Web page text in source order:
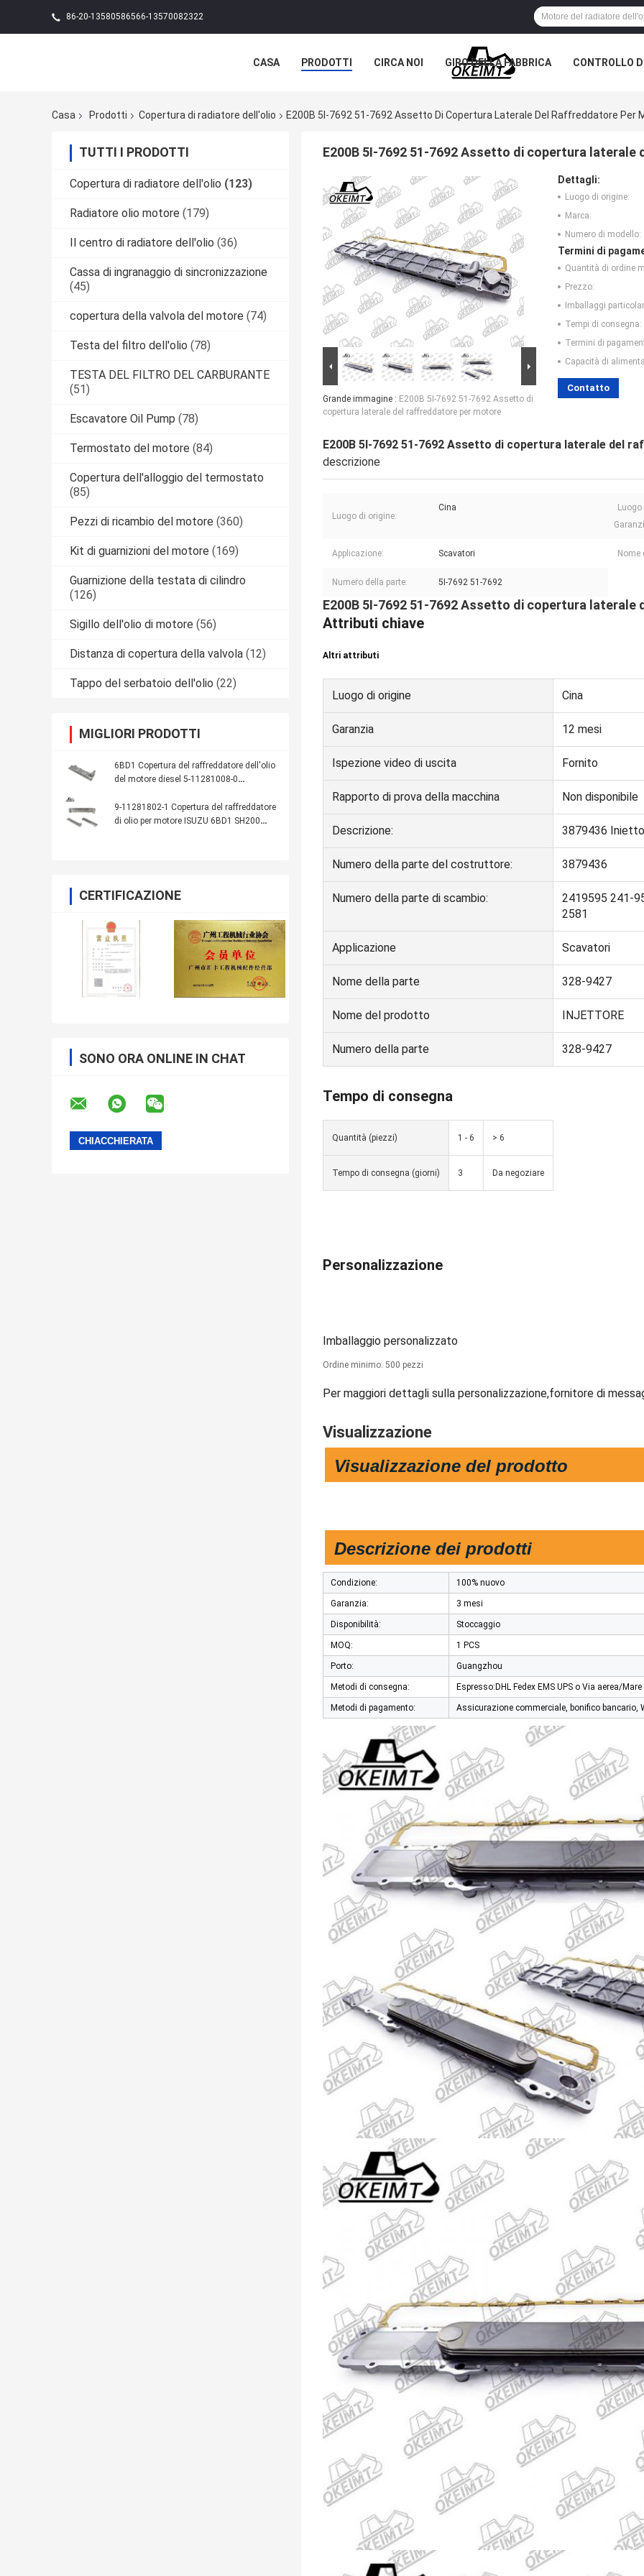
86-20-13580586566-13570082322
CASA PRODOTTI CIRCA NOI GIRO DELLA FABBRICA CONTROLLO
Casa Prodotti Copertura di radiatore dell'olio E200B 5I-7692 51-7692 Assetto Di Copertura Laterale Del Raffreddatore Per
TUTTI I PRODOTTI
Copertura di radiatore dell'olio (123)
Radiatore olio motore (179)
Il centro di radiatore dell'olio (36)
Cassa di ingranaggio di sincronizzazione
(45)
copertura della valvola del motore (74)
Testa del filtro dell'olio (78)
TESTA DEL FILTRO DEL CARBURANTE
(51)
Escavatore Oil Pump (78)
Termostato del motore (84)
Copertura dell'alloggio del termostato
(85)
Pezzi di ricambio del motore (360)
Kit di guarnizioni del motore (169)
Guarnizione della testata di cilindro
(126)
Sigillo dell'olio di motore (56)
Distanza di copertura della valvola (12)
Tappo del serbatoio dell'olio (22)
MIGLIORI PRODOTTI
6BD1 Copertura del raffreddatore dell'olio
del motore diesel 5-11281008-0
9-11281802-1 Copertura del raffreddatore
di olio per motore ISUZU 6BD1 SH200
CERTIFICAZIONE
SONO ORA ONLINE IN CHAT
E200B 5I-7692 51-7692 Assetto di copertura
Grande immagine : E200B 5I-7692 51-7692 Assetto di
copertura laterale del raffreddatore per motore
Dettagli:
Luogo di origine:
Marca:
Numero di modello:
Termini di
Quantità di ordine
Prezzo:
Imballaggi
Tempi di consegna:
Termini di
Capacità di
Contatto
E200B 5I-7692 51-7692 Assetto di copertura laterale del
descrizione
Luogo di origine:
Cina
Applicazione: Scavatori Nome
Numero della parte: 5I-7692 51-7692
E200B 5I-7692 51-7692 Assetto di copertura
Attributi chiave
Altri attributi
Luogo di origine Cina
Garanzia 12 mesi
Ispezione video di uscita Fornito
Rapporto di prova della macchina Non disponibile
Descrizione: 3879436
Numero della parte del costruttore: 3879436
Numero della parte di scambio:
2419595 241-
2581
Applicazione Scavatori
Nome della parte 328-9427
Nome del prodotto INJETTORE
Numero della parte 328-9427
Tempo di consegna
Quantità (piezzi) 1 - 6 > 6
Tempo di consegna (giorni) 3 Da negoziare
Personalizzazione
Imballaggio personalizzato
Ordine minimo: 500 pezzi
Per maggiori dettagli sulla personalizzazione,fornitore di
Visualizzazione
Visualizzazione del prodotto
Descrizione dei prodotti
Condizione: 100% nuovo
Garanzia: 3 mesi
Disponibilità: Stoccaggio
MOQ: 1 PCS
Porto: Guangzhou
Metodi di consegna: Espresso:DHL Fedex EMS UPS o Via aerea/Mare
Metodi di pagamento: Assicurazione commerciale, bonifico bancario,